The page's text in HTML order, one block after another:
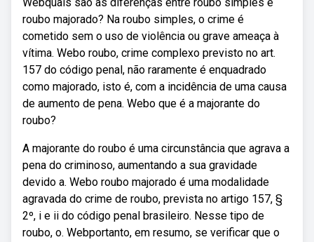
roubo majorado? Na roubo simples, o crime é
cometido sem o uso de violência ou grave ameaça à
vítima. Webo roubo, crime complexo previsto no art.
157 do código penal, não raramente é enquadrado
como majorado, isto é, com a incidência de uma causa
de aumento de pena. Webo que é a majorante do
roubo?
A majorante do roubo é uma circunstância que agrava a
pena do criminoso, aumentando a sua gravidade
devido a. Webo roubo majorado é uma modalidade
agravada do crime de roubo, prevista no artigo 157, §
2º, i e ii do código penal brasileiro. Nesse tipo de
roubo, o. Webportanto, em resumo, se verificar que o